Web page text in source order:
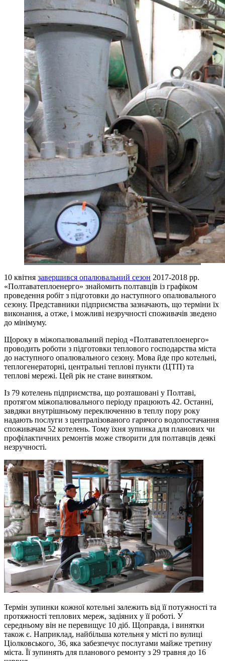
10 квітня завершився опалювальний сезон 2017-2018 рр.
«Полтаватеплоенерго» знайомить полтавців із графіком
проведення робіт з підготовки до наступного опалювального
сезону. Представники підприємства зазначають, що терміни їх
виконання, а отже, і можливі незручності споживачів зведено
до мінімуму.
Щороку в міжопалювальний період «Полтаватеплоенерго»
проводить роботи з підготовки теплового господарства міста
до наступного опалювального сезону. Мова йде про котельні,
теплогенераторні, центральні теплові пункти (ЦТП) та
теплові мережі. Цей рік не стане винятком.
Із 79 котелень підприємства, що розташовані у Полтаві,
протягом міжопалювального періоду працюють 42. Останні,
завдяки внутрішньому переключенню в теплу пору року
надають послуги з централізованого гарячого водопостачання
споживачам 52 котелень. Тому їхня зупинка для планових чи
профілактичних ремонтів може створити для полтавців деякі
незручності.
Термін зупинки кожної котельні залежить від її потужності та
протяжності теплових мереж, задіяних у її роботі. У
середньому він не перевищує 10 діб. Щоправда, і винятки
також є. Наприклад, найбільша котельня у місті по вулиці
Ціолковського, 36, яка забезпечує послугами майже третину
міста. Її зупинять для планового ремонту з 29 травня до 16